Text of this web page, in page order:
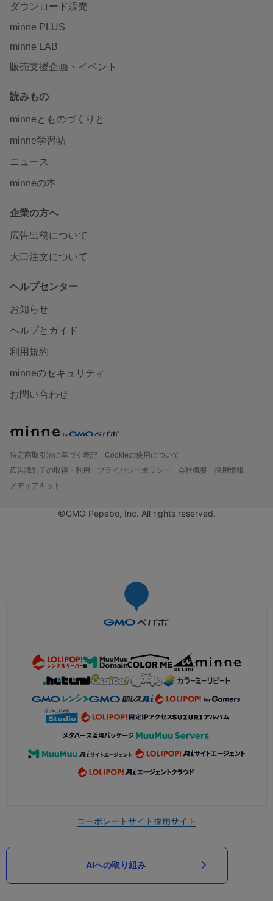
ダウンロード販売
minne PLUS
minne LAB
販売支援企画・イベント
読みもの
minneとものづくりと
minne学習帖
ニュース
minneの本
企業の方へ
広告出稿について
大口注文について
ヘルプセンター
お知らせ
ヘルプとガイド
利用規約
minneのセキュリティ
お問い合わせ
特定商取引法に基づく表記
Cookieの使用について
広告識別子の取得・利用
プライバシーポリシー 会社概要
採用情報
メディアキット
©GMO Pepabo, Inc. All rights reserved.
コーポレートサイト採用サイト
AIへの取り組み